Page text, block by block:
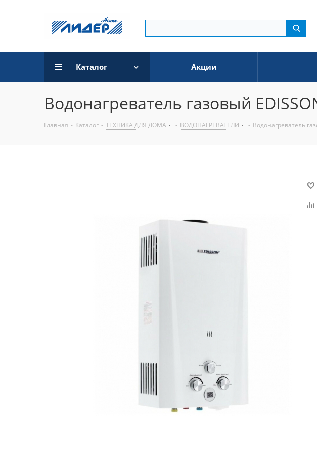
Каталог Акции
Водонагреватель газовый
Главная - Каталог - ТЕХНИКА ДЛЯ ДОМА - ВОДОНАГРЕВАТЕЛИ - Водонагреватель